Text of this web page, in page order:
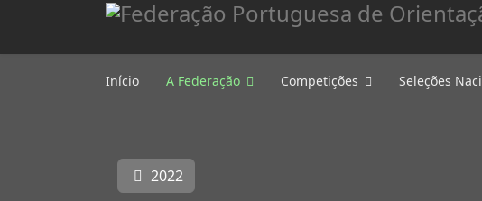
Início A Federação Competições Seleções
2022